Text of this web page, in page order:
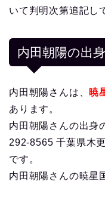
いて判明次第追記し
内田朝陽の出
内田朝陽さんは、 暁
あります。
内田朝陽さんの出身
292-8565 千葉県木
です。
内田朝陽さんの暁星